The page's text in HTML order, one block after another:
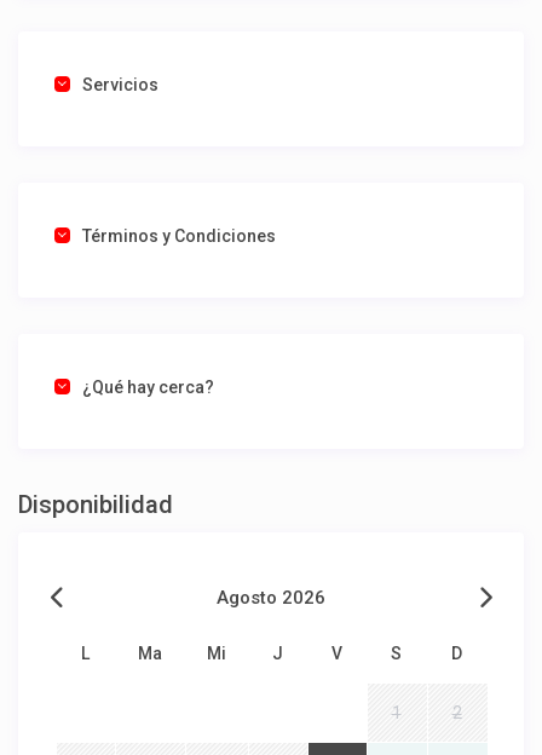
Servicios
Términos y Condiciones
¿Qué hay cerca?
Disponibilidad
Agosto 2026
L Ma Mi J V S D
1 2